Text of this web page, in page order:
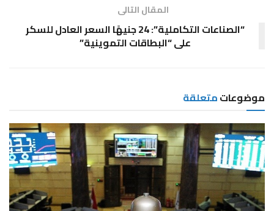
المقال التالى
“الصناعات التكاملية”: 24 جنيهًا السعر العادل للسكر
على “البطاقات التموينية”
موضوعاتمتعلقة